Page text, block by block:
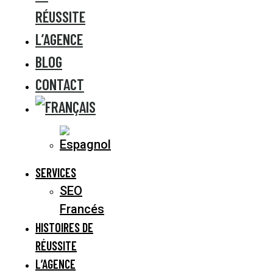
RÉUSSITE
L’AGENCE
BLOG
CONTACT
SERVICES
SEO
Francés
HISTOIRES DE
RÉUSSITE
L’AGENCE